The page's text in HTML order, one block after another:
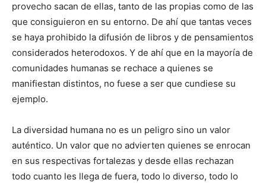
provecho sacan de ellas, tanto de las propias como de las
que consiguieron en su entorno. De ahí que tantas veces
se haya prohibido la difusión de libros y de pensamientos
considerados heterodoxos. Y de ahí que en la mayoría de
comunidades humanas se rechace a quienes se
manifiestan distintos, no fuese a ser que cundiese su
ejemplo.
La diversidad humana no es un peligro sino un valor
auténtico. Un valor que no advierten quienes se enrocan
en sus respectivas fortalezas y desde ellas rechazan
todo cuanto les llega de fuera, todo lo diverso, todo lo